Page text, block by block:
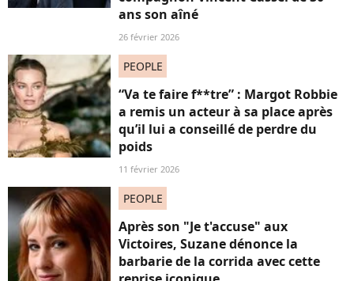
ans son aîné
26 février 2026
PEOPLE
“Va te faire f**tre” : Margot Robbie
a remis un acteur à sa place après
qu’il lui a conseillé de perdre du
poids
11 février 2026
PEOPLE
Après son "Je t'accuse" aux
Victoires, Suzane dénonce la
barbarie de la corrida avec cette